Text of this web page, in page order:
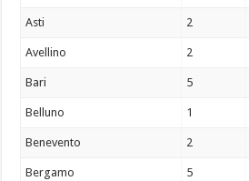
Asti 2
Avellino 2
Bari 5
Belluno 1
Benevento 2
Bergamo 5